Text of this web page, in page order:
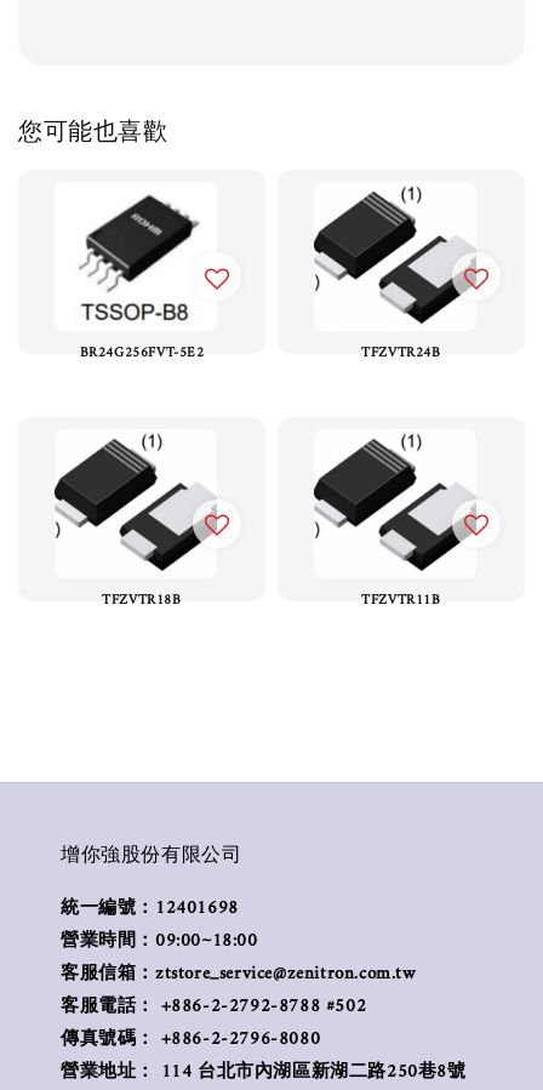
您可能也喜歡
BR24G256FVT-5E2 TFZVTR24B
TFZVTR18B TFZVTR11B
增你強股份有限公司
統一編號：12401698
營業時間：09:00~18:00
客服信箱：ztstore_service@zenitron.com.tw
客服電話： +886-2-2792-8788 #502
傳真號碼： +886-2-2796-8080
營業地址： 114 台北市內湖區新湖二路250巷8號